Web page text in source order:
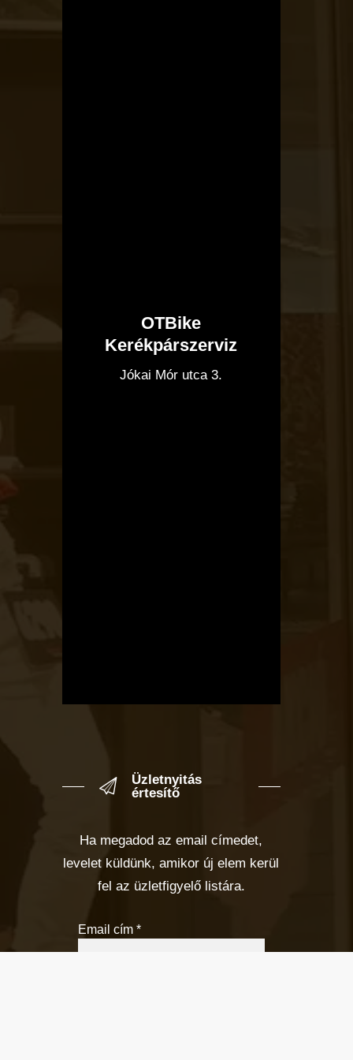
OTBike
Kerékpárszerviz
Jókai Mór utca 3.
Üzletnyitás
értesítő
Ha megadod az email címedet,
levelet küldünk, amikor új elem kerül
fel az üzletfigyelő listára.
Email cím *